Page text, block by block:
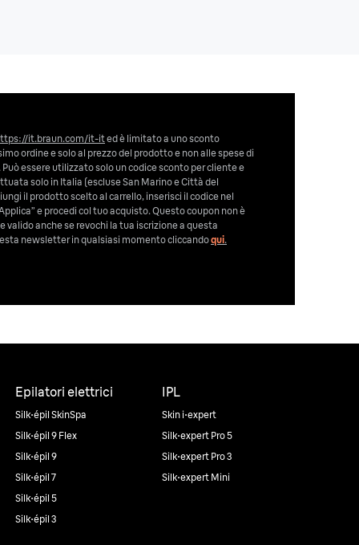
it.braun.com/it-ited è limitato a uno sconto
ordine e solo al prezzo del prodotto e non alle spese di
essere utilizzato solo un codice sconto per cliente e
solo in Italia (escluse San Marino e Città del
il prodotto scelto al carrello, inserisci il codice nel
e procedi col tuo acquisto. Questo coupon non è
anche se revochi la tua iscrizione a questa
newsletter in qualsiasi momento cliccandoqui.
Epilatori elettrici
Silk·épil SkinSpa
Silk·épil 9 Flex
Silk·épil 9
Silk·épil 7
Silk·épil 5
Silk·épil 3
IPL
Skin i·expert
Silk·expert Pro 5
Silk·expert Pro 3
Silk·expert Mini